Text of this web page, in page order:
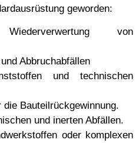
geworden:
von
Abbruchabfällen
und technischen
Bauteilrückgewinnung.
und inerten Abfällen.
oder komplexen